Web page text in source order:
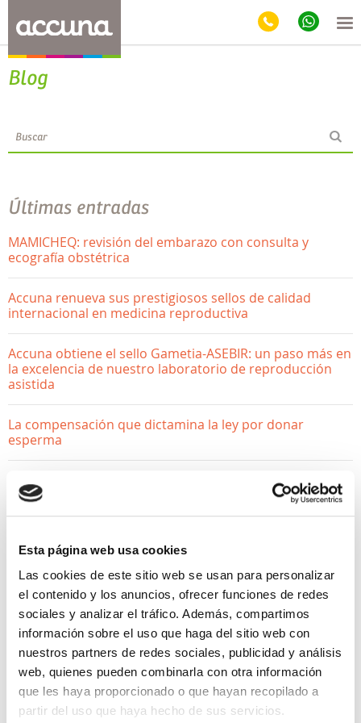
Esta página web usa cookies
Las cookies de este sitio web se usan para personalizar
el contenido y los anuncios, ofrecer funciones de redes
sociales y analizar el tráfico. Además, compartimos
información sobre el uso que haga del sitio web con
nuestros partners de redes sociales, publicidad y análisis
web, quienes pueden combinarla con otra información
que les haya proporcionado o que hayan recopilado a
partir del uso que haya hecho de sus servicios.
Blog
Últimas entradas
MAMICHEQ: revisión del embarazo con consulta y
ecografía obstétrica
Accuna renueva sus prestigiosos sellos de calidad
internacional en medicina reproductiva
Accuna obtiene el sello Gametia-ASEBIR: un paso más en
la excelencia de nuestro laboratorio de reproducción
asistida
La compensación que dictamina la ley por donar
esperma
¿Donar óvulos afecta a mi fertilidad? Desmontamos los
mitos
QUIERO SER MAMÁ